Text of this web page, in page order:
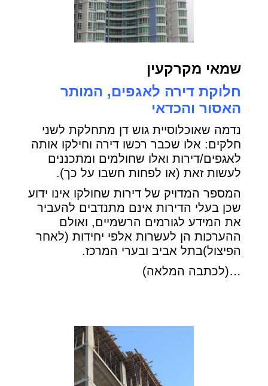
שמאי מקרקעין
חלוקת דירה לאגפים, המותר
האסור והכדאי
נדמה שאוכלוסיית גוש דן מתחלקת לשני
חלקים: אלו שכבר רכשו דירה וחילקו אותה
לאגפים/דירות ואלו שחולמים ומתכננים
לעשות זאת (או לפחות חשבו על כך).
המספר המדויק של דירות שחולקו אינו ידוע
שכן בעלי הדירות אינם מתנדבים להעביר
את המידע לגורמים הרשמיים, ואולם
ההערכות הן לעשרות אלפי יחידות (לאחר
הפיצול)בתל אביב ובערי המרכז.
…(לכתבה המלאה)